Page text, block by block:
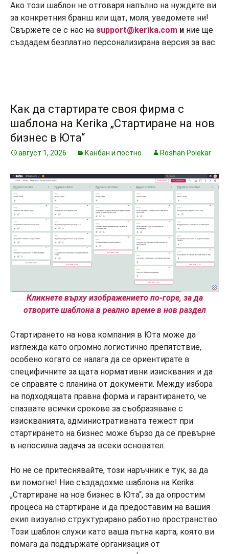
Ако този шаблон не отговаря напълно на нуждите ви
за конкретния бранш или щат, моля, уведомете ни!
Свържете се с нас на support@kerika.com и ние ще
създадем безплатно персонализирана версия за вас.
Как да стартирате своя фирма с
шаблона на Kerika „Стартиране на нов
бизнес в Юта“
август 1, 2026 Канбан и постно Roshan Polekar
Кликнете върху изображението по-горе, за да
отворите шаблона в реално време в нов раздел
Стартирането на нова компания в Юта може да
изглежда като огромно логистично препятствие,
особено когато се налага да се ориентирате в
специфичните за щата нормативни изисквания и да
се справяте с планина от документи. Между избора
на подходящата правна форма и гарантирането, че
спазвате всички срокове за съобразяване с
изискванията, административната тежест при
стартирането на бизнес може бързо да се превърне
в непосилна задача за всеки основател.
Но не се притеснявайте, този наръчник е тук, за да
ви помогне! Ние създадохме шаблона на Kerika
„Стартиране на нов бизнес в Юта“, за да опростим
процеса на стартиране и да предоставим на вашия
екип визуално структурирано работно пространство.
Този шаблон служи като ваша пътна карта, която ви
помага да поддържате организация от